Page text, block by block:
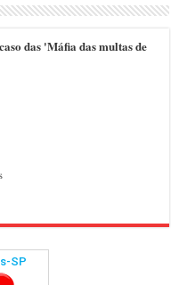
das 'Máfia das multas de